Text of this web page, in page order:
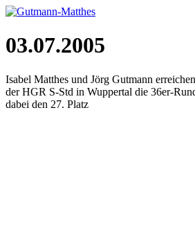
03.07.2005
Isabel Matthes und Jörg Gutmann
der HGR S-Std in Wuppertal die 36er-
dabei den 27. Platz